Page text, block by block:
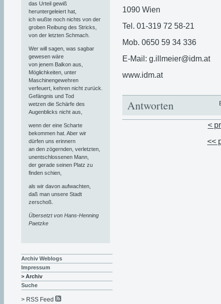
1090 Wien
Tel. 01-319 72 58-21
Mob. 0650 59 34 336
E-Mail: g.illmeier@idm.at
www.idm.at
Antworten
<
<<
das Urteil gewiß
heruntergeleiert hat,
ich wußte noch nichts von der
groben Reibung des Stricks,
von der letzten Schmach.
Wer will sagen, was sagbar
gewesen wäre
von jenem Balkon aus,
Möglichkeiten, unter
Maschinengewehren
verfeuert, kehren nicht zurück.
Gefängnis und Tod
wetzen die Schärfe des
Augenblicks nicht aus,
wenn der eine Scharte
bekommen hat. Aber wir
dürfen uns erinnern
an den zögernden, verletzten,
unentschlossenen Mann,
der gerade seinen Platz zu
finden schien,
als wir davon aufwachten,
daß man unsere Stadt
zerschoß.
Übersetzt von Hans-Henning
Paetzke
Archiv Weblogs
Impressum
> Archiv
Suche
> RSS Feed